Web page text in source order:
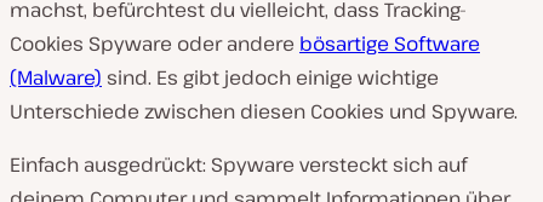
machst, befürchtest du vielleicht, dass Tracking-
Cookies Spyware oder andere bösartige Software
(Malware) sind. Es gibt jedoch einige wichtige
Unterschiede zwischen diesen Cookies und Spyware.
Einfach ausgedrückt: Spyware versteckt sich auf